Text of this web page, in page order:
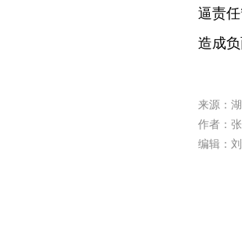
逼责
造成
来源：
作者：
编辑：